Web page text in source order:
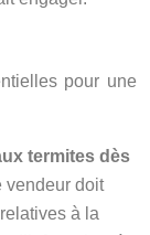
pour une
termites dès
vendeur doit
à la